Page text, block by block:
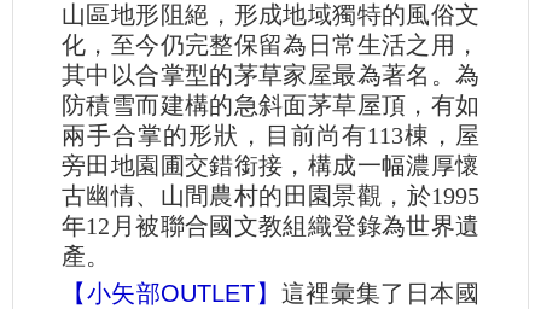
山區地形阻絕，形成地域獨特的風俗文
化，至今仍完整保留為日常生活之用，
其中以合掌型的茅草家屋最為著名。為
防積雪而建構的急斜面茅草屋頂，有如
兩手合掌的形狀，目前尚有113棟，屋
旁田地園圃交錯銜接，構成一幅濃厚懷
古幽情、山間農村的田園景觀，於1995
年12月被聯合國文教組織登錄為世界遺
產。
【小矢部OUTLET】 這裡彙集了日本國